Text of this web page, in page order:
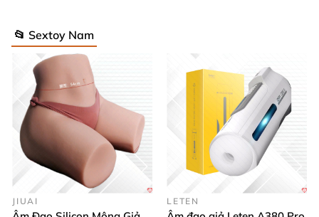
📂 Sextoy Nam
JIUAI LETEN